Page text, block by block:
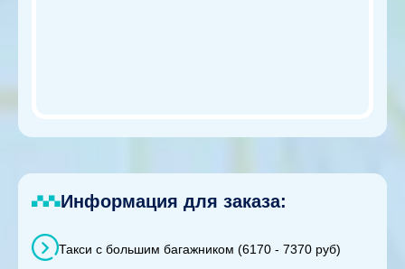
Информация для заказа:
Такси с большим багажником (6170 - 7370 руб)